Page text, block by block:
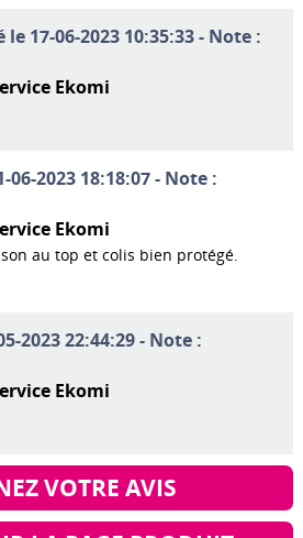
le 17-06-2023 10:35:33 - Note :
Ekomi
06-2023 18:18:07 - Note :
Ekomi
au top et colis bien protégé.
2023 22:44:29 - Note :
Ekomi
VOTRE AVIS